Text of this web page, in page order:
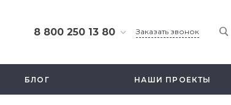
8 800 250 13 80
ул. Смольная 63б, этаж
2.5
Заказать звонок
БЛОГ НАШИ ПРОЕКТЫ